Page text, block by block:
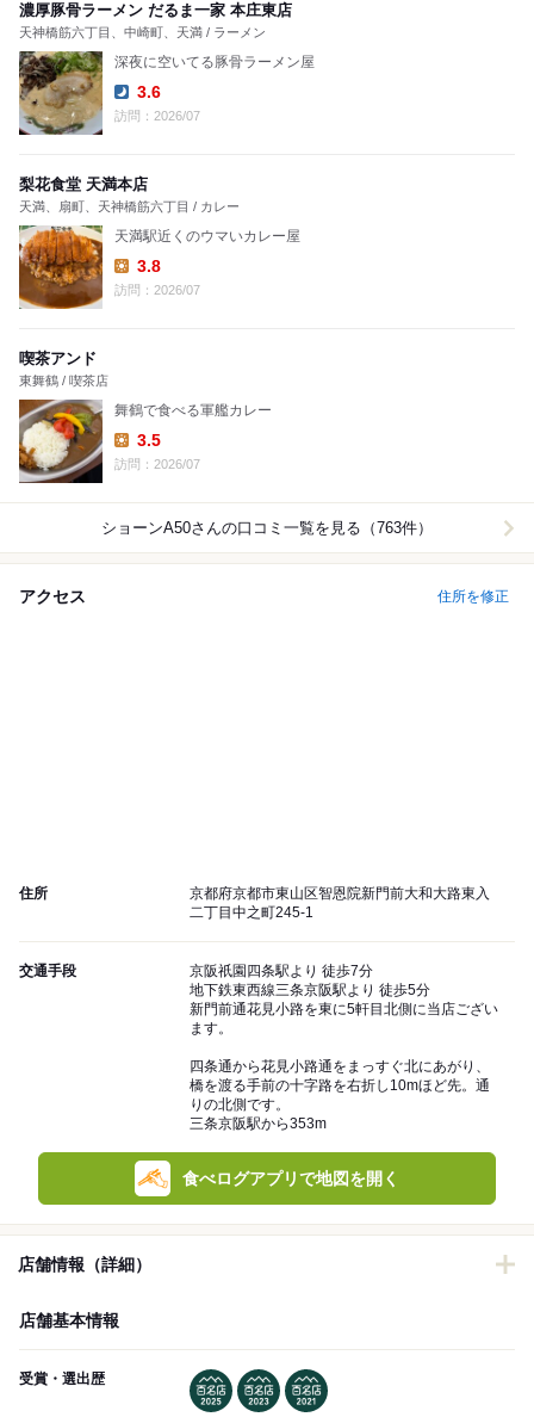
濃厚豚骨ラーメン だるま一家 本庄東店
天神橋筋六丁目、中崎町、天満 / ラーメン
深夜に空いてる豚骨ラーメン屋
Dinner:
3.6
訪問：2026/07
梨花食堂 天満本店
天満、扇町、天神橋筋六丁目 / カレー
天満駅近くのウマいカレー屋
Lunch:
3.8
訪問：2026/07
喫茶アンド
東舞鶴 / 喫茶店
舞鶴で食べる軍艦カレー
Lunch:
3.5
訪問：2026/07
ショーンA50さんの口コミ一覧を見る（763件）
アクセス 住所を修正
住所
京都府京都市東山区智恩院新門前大和大路東入
二丁目中之町245-1
交通手段
京阪祇園四条駅より 徒歩7分
地下鉄東西線三条京阪駅より 徒歩5分
新門前通花見小路を東に5軒目北側に当店ござい
ます。
四条通から花見小路通をまっすぐ北にあがり、
橋を渡る手前の十字路を右折し10mほど先。通
りの北側です。
三条京阪駅から353m
食べログアプリで地図を開く
店舗情報（詳細）
店舗基本情報
受賞・選出歴